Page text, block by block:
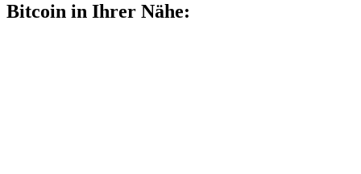
Bitcoin in Ihrer Nähe: